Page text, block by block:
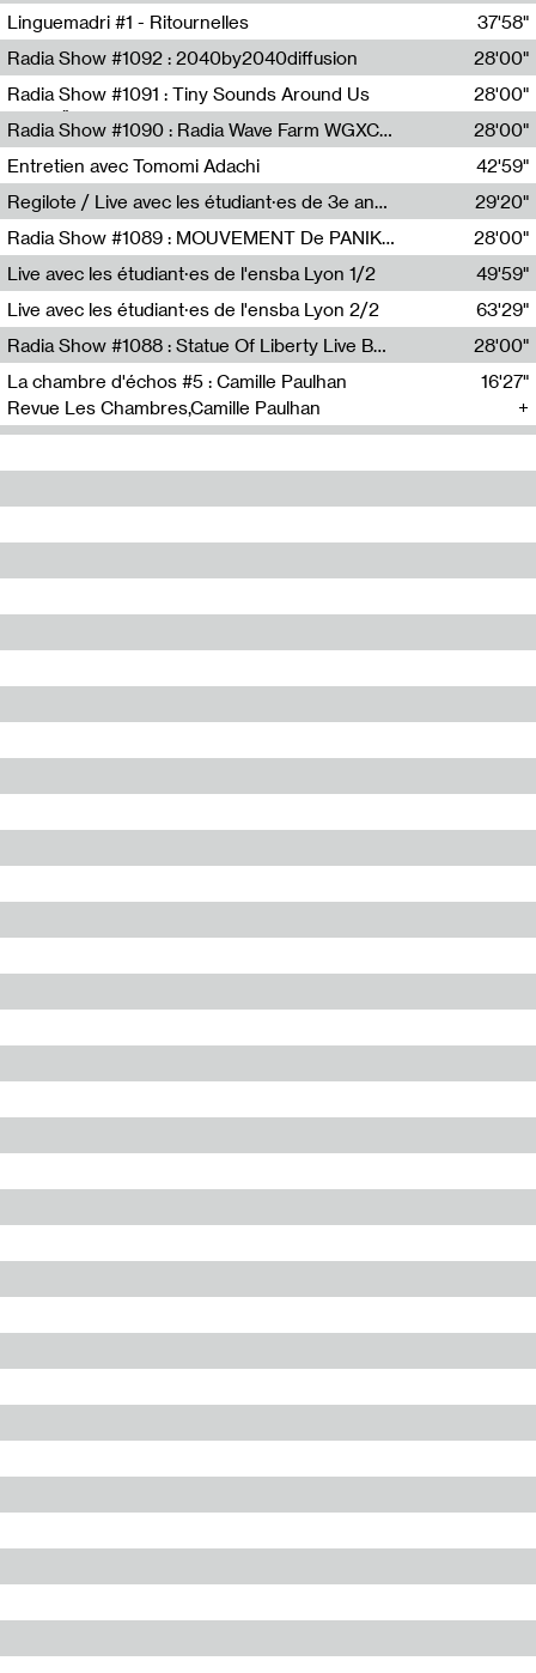
Reboot.fm
Linguemadri #1 - Ritournelles
Meris Angioletti
37'58"
Radia Show #1092 : 2040by2040diffusion
Diffusion FM
28'00"
Radia Show #1091 : Tiny Sounds Around Us
Radio Študent
28'00"
Radia Show #1090 : Radia Wave Farm WGXC Corey De Juan Sherrard Jr Startalk
Wave Farm
28'00"
Entretien avec Tomomi Adachi
Tomomi Adachi,Loraine Baud
42'59"
Regilote / Live avec les étudiant·es de 3e année de l'EMA
Nima Henryon,Athéna Noël,Amir Genillon,Ibourayane Ahmadi,Manelle Cherrih,Honorine Gibello,John Weeber,Manon Joseph
29'20"
Radia Show #1089 : MOUVEMENT De PANIK (Radio Panik)
Radio Panik
28'00"
Live avec les étudiant·es de l'ensba Lyon 1/2
49'59"
Live avec les étudiant·es de l'ensba Lyon 2/2
63'29"
Radia Show #1088 : Statue Of Liberty Live By Ed Baxter (Resonance)
Resonance
28'00"
La chambre d'échos #5 : Camille Paulhan
Revue Les Chambres,Camille Paulhan
16'27"